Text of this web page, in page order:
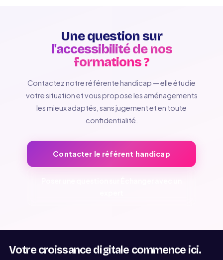
Une question sur
l'accessibilité de nos
formations ?
Contactez notre référente handicap — elle étudie
votre situation et vous propose les aménagements
les mieux adaptés, sans jugement et en toute
confidentialité.
Contacter le référent handicap
Votre croissance digitale commence ici.